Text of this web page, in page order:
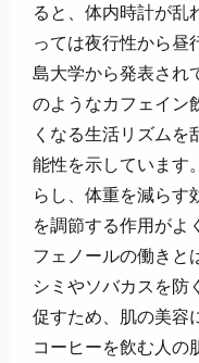
ると、体内時計が乱
っては夜行性から昼
島大学から発表され
のようなカフェイン
くなる生活リズム
能性を示しています
らし、体重を減らす
を調節する作用がよ
フェノールの働きと
シミやソバカスを防
促すため、肌の美容
コーヒーを飲む人の